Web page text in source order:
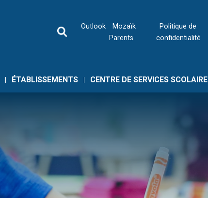
Outlook
Mozaïk
Parents
Politique de
confidentialité
ÉTABLISSEMENTS CENTRE DE SERVICES SCOLAIRE